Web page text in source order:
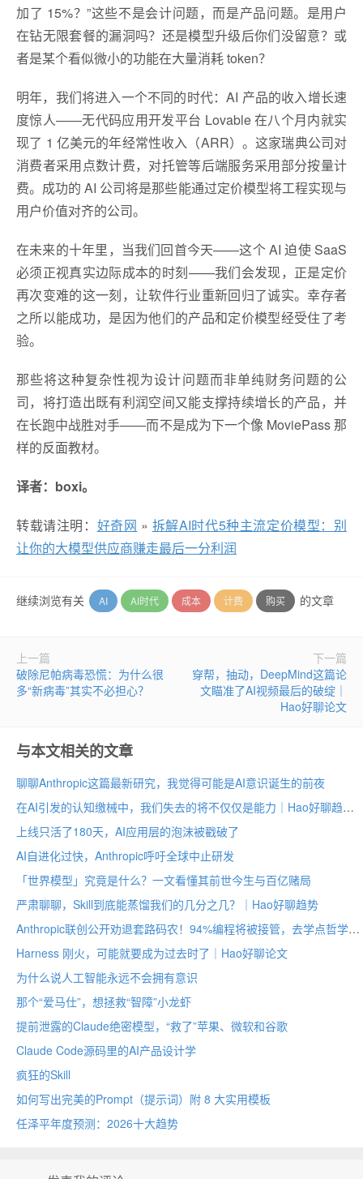
加了 15%？”这些不是会计问题，而是产品问题。是用户
在钻无限套餐的漏洞吗？还是模型升级后你们没留意？或
者是某个看似微小的功能在大量消耗 token？
明年，我们将进入一个不同的时代：AI 产品的收入增长速
度惊人——无代码应用开发平台 Lovable 在八个月内就实
现了 1 亿美元的年经常性收入（ARR）。这家瑞典公司对
消费者采用点数计费，对托管等后端服务采用部分按量计
费。成功的 AI 公司将是那些能通过定价模型将工程实现与
用户价值对齐的公司。
在未来的十年里，当我们回首今天——这个 AI 迫使 SaaS
必须正视真实边际成本的时刻——我们会发现，正是定价
再次变难的这一刻，让软件行业重新回归了诚实。幸存者
之所以能成功，是因为他们的产品和定价模型经受住了考
验。
那些将这种复杂性视为设计问题而非单纯财务问题的公
司，将打造出既有利润空间又能支撑持续增长的产品，并
在长跑中战胜对手——而不是成为下一个像 MoviePass 那
样的反面教材。
译者：boxi。
转载请注明： 好奇网 » 拆解AI时代5种主流定价模型：别
让你的大模型供应商赚走最后一分利润
继续浏览有关 AI AI时代 成本 计费 购买 的文章
上一篇
破除尼帕病毒恐慌：为什么很
多“新病毒”其实不必担心？
下一篇
穿帮，抽动，DeepMind这篇论
文瞄准了AI视频最后的破绽｜
Hao好聊论文
与本文相关的文章
聊聊Anthropic这篇最新研究，我觉得可能是AI意识诞生的前夜
在AI引发的认知缴械中，我们失去的将不仅仅是能力｜Hao好聊趋势
上线只活了180天，AI应用层的泡沫被戳破了
AI自进化过快，Anthropic呼吁全球中止研发
「世界模型」究竟是什么？一文看懂其前世今生与百亿赌局
严肃聊聊，Skill到底能蒸馏我们的几分之几？｜Hao好聊趋势
Anthropic联创公开劝退套路码农！94%编程将被接管，去学点哲学吧
Harness 刚火，可能就要成为过去时了｜Hao好聊论文
为什么说人工智能永远不会拥有意识
那个“爱马仕”，想拯救“智障”小龙虾
提前泄露的Claude绝密模型，“救了”苹果、微软和谷歌
Claude Code源码里的AI产品设计学
疯狂的Skill
如何写出完美的Prompt（提示词）附 8 大实用模板
任泽平年度预测：2026十大趋势